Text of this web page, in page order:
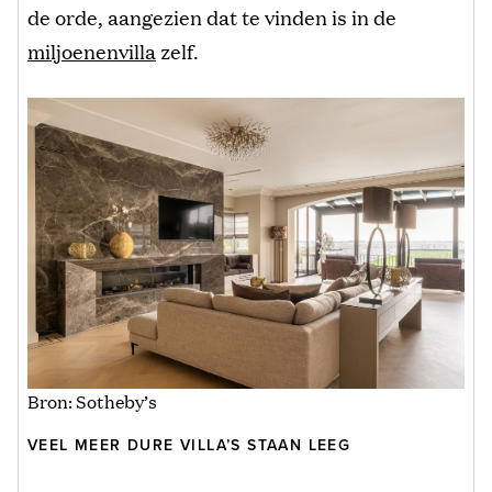
de orde, aangezien dat te vinden is in de
miljoenenvilla zelf.
Bron: Sotheby’s
VEEL MEER DURE VILLA’S STAAN LEEG